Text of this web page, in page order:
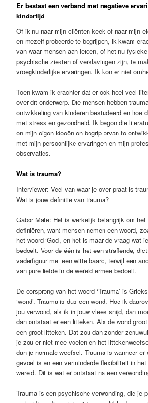
Er bestaat een verband met negatieve
kindertijd
Of ik nu naar mijn cliënten keek of naar mijn
en mezelf probeerde te begrijpen, ik kwam
van waar mensen aan leiden, of het nu
psychische ziekten of verslavingen zijn, te
vroegkinderlijke ervaringen. Ik kon er niet
Toen kwam ik erachter dat er ook heel veel
over dit onderwerp. Die mensen hebben
ontwikkeling van kinderen bestudeerd en hoe
met stress en gezondheid. Ik begon die
en mijn eigen ideeën en begrip ervan te
met mijn persoonlijke ervaringen en mijn
observaties.
Wat is trauma?
Interviewer: Veel van waar je over praat is
Wat is jouw definitie van trauma?
Gabor Maté: Het is werkelijk belangrijk om het
definiëren, want mensen nemen een woord,
het woord ‘God’, en het is maar de vraag wat
bedoelt. Voor de één is het een straffende,
vaderfiguur met een witte baard, terwijl een
van pure liefde in de wereld ermee bedoelt.
De oorsprong van het woord ‘Trauma’ is
‘wond’. Trauma is dus een wond. Hoe ik
jou verwond, als ik in jouw vlees snijd, dan
dan ontstaat er een litteken. Als de wond
een groot litteken. Dat zou dan zonder
je zou er niet mee voelen en het
dan je normale weefsel. Trauma is wanneer er
gevoel is en een verminderde flexibiliteit in
wereld. Dit is wat er ontstaat na een
Trauma is een psychische verwonding, die je